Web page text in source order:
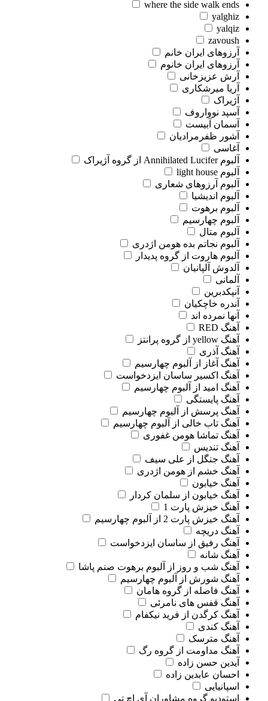
where the side walk ends
yalghiz
yalqiz
zavoush
آرزوهای ایران خانم
آرزوهای ایران خانوم
آرش عزیزخانی
آریا میرشکاری
آژیراک
آسپد نوواروف
آسمان آبیست
آشور ظفرمرادیان
آغاسی
آلبوم Annihilated Lucifer از گروه آژیراک
آلبوم light house
آلبوم آرزوهای شعاری
آلبوم اندیشیا
آلبوم برهوت
آلبوم چهارسیم
آلبوم متال
آلبوم نجاتم بده هومن اژدری
آلبوم هاروت از گروه پدیدار
آلدوش آلپانیان
آلمانی
آنپکدبرین
آندره خاچکیان
آنها نمرده اند
آهنگ RED
آهنگ yellow از گروه پرانتز
آهنگ آذری
آهنگ آغاز از آلبوم چهارسیم
آهنگ اکسیر ساسان ایزدخواست
آهنگ امید از آلبوم چهارسیم
آهنگ پایستگی
آهنگ پرسش از آلبوم چهارسیم
آهنگ تاب خالی از آلبوم چهارسیم
آهنگ تماشا هومن غفوری
آهنگ تندیس
آهنگ جنگل از علی سیف
آهنگ خشم از هومن اژدری
آهنگ خیابون
آهنگ خیابون از سلمان کردار
آهنگ خیزش پارت 1
آهنگ خیزش پارت 2 از آلبوم چهارسیم
آهنگ دریچه
آهنگ رفیق از ساسان ایزدخواست
آهنگ شانه
آهنگ شب و روز از آلبوم برهوت صنم پاشا
آهنگ شورش از آلبوم چهارسیم
آهنگ فاصله از گروه هامان
آهنگ قفس های نامرئی
آهنگ کرگدن از فرید نیکفام
آهنگ کندی
آهنگ مترسک
آهنگ مداومت از گروه رگ
آیدین حسن زاده
احسان عابدین زاده
اسپانیایی
استودیو گروه مشاوران آی اچ تی